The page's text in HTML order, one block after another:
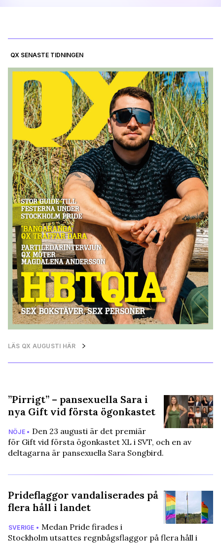
QX SENASTE TIDNINGEN
LÄS QX AUGUSTI HÄR
”Pirrigt” – pansexuella Sara i
nya Gift vid första ögonkastet
NÖJE • Den 23 augusti är det premiär
för Gift vid första ögonkastet XL i SVT, och en av
deltagarna är pansexuella Sara Songbird.
Prideflaggor vandaliserades på
flera håll i landet
SVERIGE • Medan Pride firades i
Stockholm utsattes regnbågsflaggor på flera håll i